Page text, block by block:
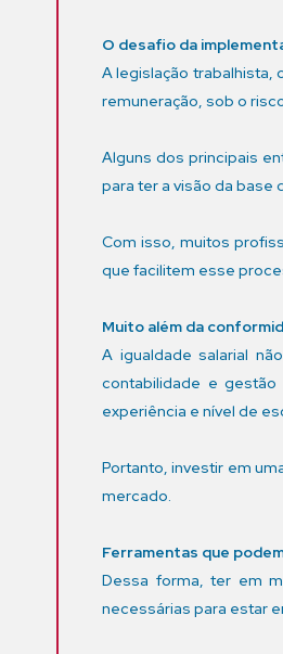
O desafio da
A legislação trabalhista,
remuneração, sob o
Alguns dos principais
para ter a visão da base
Com isso, muitos
que facilitem esse
Muito além da
A igualdade salarial
contabilidade e
experiência e nível de
Portanto, investir em
mercado.
Ferramentas que
Dessa forma, ter em
necessárias para estar